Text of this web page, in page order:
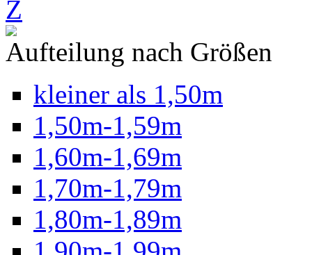
Z
Aufteilung nach Größen
kleiner als 1,50m
1,50m-1,59m
1,60m-1,69m
1,70m-1,79m
1,80m-1,89m